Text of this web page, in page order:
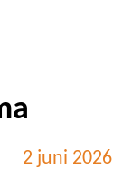
2 juni 2026